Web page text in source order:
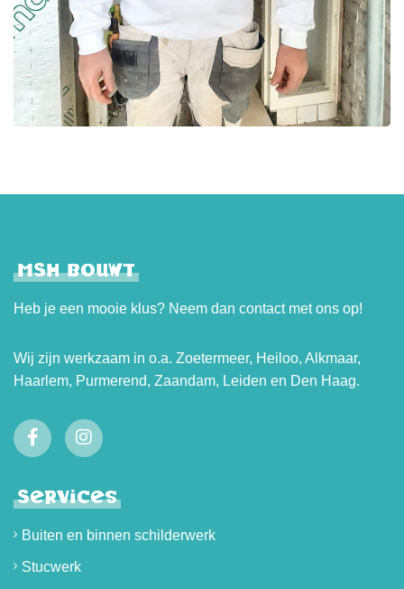
MSH bouwt
Heb je een mooie klus? Neem dan contact met ons op!
Wij zijn werkzaam in o.a. Zoetermeer, Heiloo, Alkmaar,
Haarlem, Purmerend, Zaandam, Leiden en Den Haag.
Services
Buiten en binnen schilderwerk
Stucwerk